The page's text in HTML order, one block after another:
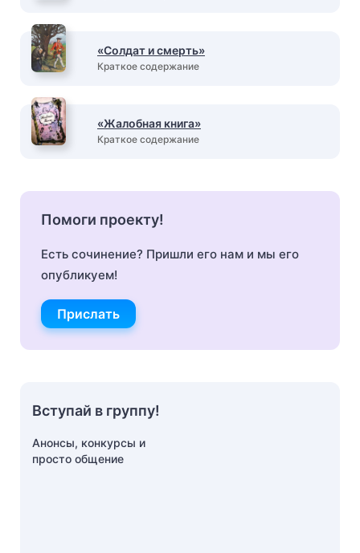
«Солдат и смерть»
Краткое содержание
«Жалобная книга»
Краткое содержание
Помоги проекту!
Есть сочинение? Пришли его нам и мы его
опубликуем!
Прислать
Вступай в группу!
Анонсы, конкурсы и
просто общение